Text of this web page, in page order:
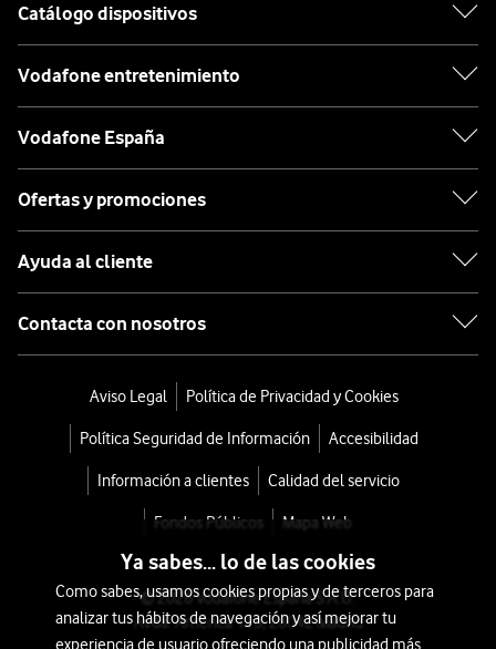
Catálogo dispositivos
Vodafone entretenimiento
Vodafone España
Ofertas y promociones
Ayuda al cliente
Contacta con nosotros
Aviso Legal Política de Privacidad y Cookies
Política Seguridad de Información Accesibilidad
Información a clientes Calidad del servicio
Fondos Públicos Mapa Web
© 2026 Vodafone España S.A.U.
Avda. América 115, 28042 Madrid
Ya sabes... lo de las cookies
Como sabes, usamos cookies propias y de terceros para
analizar tus hábitos de navegación y así mejorar tu
experiencia de usuario ofreciendo una publicidad más